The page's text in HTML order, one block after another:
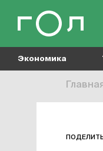
Экономика